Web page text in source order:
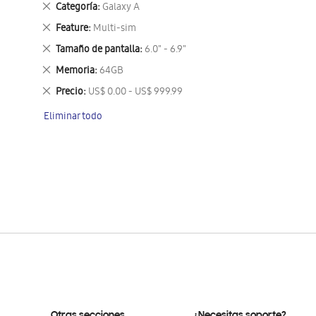
Categoría Galaxy A
Eliminar
este
artículo
Feature Multi-sim
Eliminar
este
artículo
Tamaño de pantalla 6.0" - 6.9"
Eliminar
este
artículo
Memoria 64GB
Eliminar
este
artículo
Precio US$ 0.00 - US$ 999.99
Eliminar
artículo
Eliminar todo